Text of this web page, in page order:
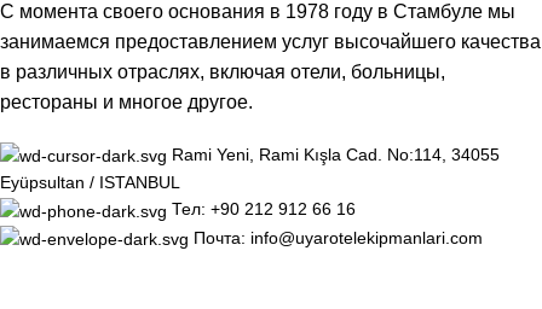
С момента своего основания в 1978 году в Стамбуле мы
занимаемся предоставлением услуг высочайшего качества
в различных отраслях, включая отели, больницы,
рестораны и многое другое.
Rami Yeni, Rami Kışla Cad. No:114, 34055
Eyüpsultan / ISTANBUL
Тел: +90 212 912 66 16
Почта: info@uyarotelekipmanlari.com